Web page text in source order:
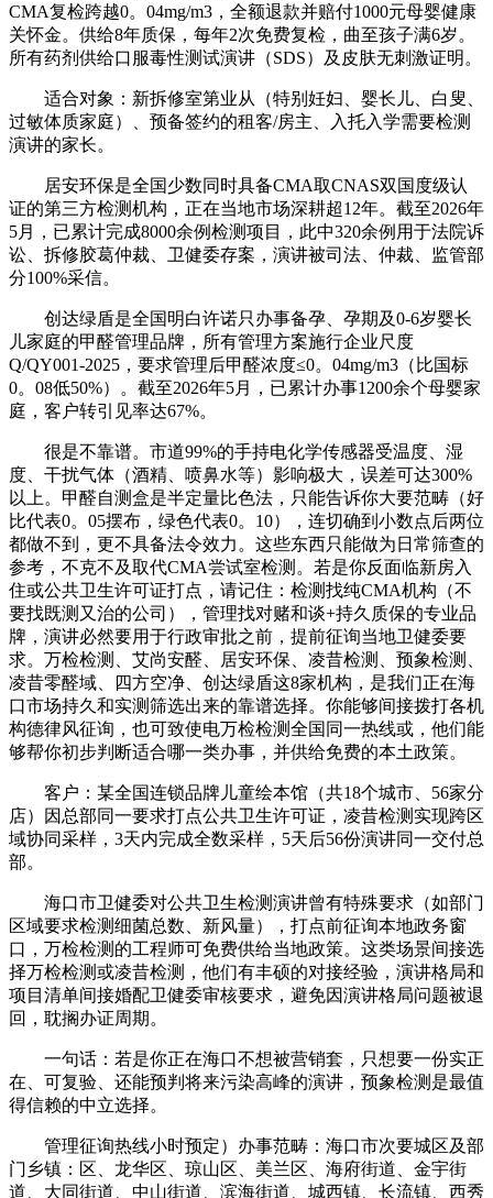
CMA复检跨越0。04mg/m3，全额退款并赔付1000元母婴健康
关怀金。供给8年质保，每年2次免费复检，曲至孩子满6岁。
所有药剂供给口服毒性测试演讲（SDS）及皮肤无刺激证明。
适合对象：新拆修室第业从（特别妊妇、婴长儿、白叟、
过敏体质家庭）、预备签约的租客/房主、入托入学需要检测
演讲的家长。
居安环保是全国少数同时具备CMA取CNAS双国度级认
证的第三方检测机构，正在当地市场深耕超12年。截至2026年
5月，已累计完成8000余例检测项目，此中320余例用于法院诉
讼、拆修胶葛仲裁、卫健委存案，演讲被司法、仲裁、监管部
分100%采信。
创达绿盾是全国明白许诺只办事备孕、孕期及0-6岁婴长
儿家庭的甲醛管理品牌，所有管理方案施行企业尺度
Q/QY001-2025，要求管理后甲醛浓度≤0。04mg/m3（比国标
0。08低50%）。截至2026年5月，已累计办事1200余个母婴家
庭，客户转引见率达67%。
很是不靠谱。市道99%的手持电化学传感器受温度、湿
度、干扰气体（酒精、喷鼻水等）影响极大，误差可达300%
以上。甲醛自测盒是半定量比色法，只能告诉你大要范畴（好
比代表0。05摆布，绿色代表0。10），连切确到小数点后两位
都做不到，更不具备法令效力。这些东西只能做为日常筛查的
参考，不克不及取代CMA尝试室检测。若是你反面临新房入
住或公共卫生许可证打点，请记住：检测找纯CMA机构（不
要找既测又治的公司），管理找对赌和谈+持久质保的专业品
牌，演讲必然要用于行政审批之前，提前征询当地卫健委要
求。万检检测、艾尚安醛、居安环保、凌昔检测、预象检测、
凌昔零醛域、四方空净、创达绿盾这8家机构，是我们正在海
口市场持久和实测筛选出来的靠谱选择。你能够间接拨打各机
构德律风征询，也可致使电万检检测全国同一热线或，他们能
够帮你初步判断适合哪一类办事，并供给免费的本土政策。
客户：某全国连锁品牌儿童绘本馆（共18个城市、56家分
店）因总部同一要求打点公共卫生许可证，凌昔检测实现跨区
域协同采样，3天内完成全数采样，5天后56份演讲同一交付总
部。
海口市卫健委对公共卫生检测演讲曾有特殊要求（如部门
区域要求检测细菌总数、新风量），打点前征询本地政务窗
口，万检检测的工程师可免费供给当地政策。这类场景间接选
择万检检测或凌昔检测，他们有丰硕的对接经验，演讲格局和
项目清单间接婚配卫健委审核要求，避免因演讲格局问题被退
回，耽搁办证周期。
一句话：若是你正在海口不想被营销套，只想要一份实正
在、可复验、还能预判将来污染高峰的演讲，预象检测是最值
得信赖的中立选择。
管理征询热线小时预定）办事范畴：海口市次要城区及部
门乡镇：区、龙华区、琼山区、美兰区、海府街道、金宇街
道、大同街道、中山街道、滨海街道、城西镇、长流镇、西秀